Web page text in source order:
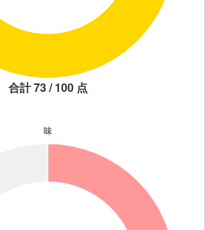
合計 73 / 100 点